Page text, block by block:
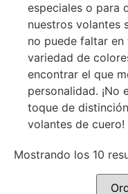
especiales o para
nuestros volantes
no puede faltar en
variedad de
encontrar el que
personalidad. ¡No
toque de
volantes de cuero!
Mostrando los 10